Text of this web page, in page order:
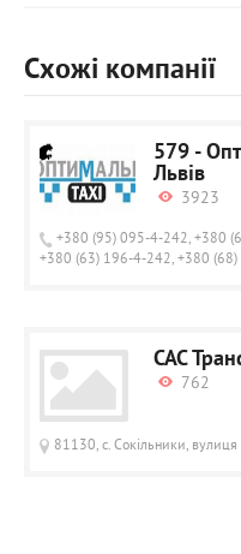
Схожі компанії
579 -
Львів
3923
+380 (95) 095-4-242, +380
+380 (63) 196-4-242, +380
САС
762
81130, с. Сокільники, вулиця